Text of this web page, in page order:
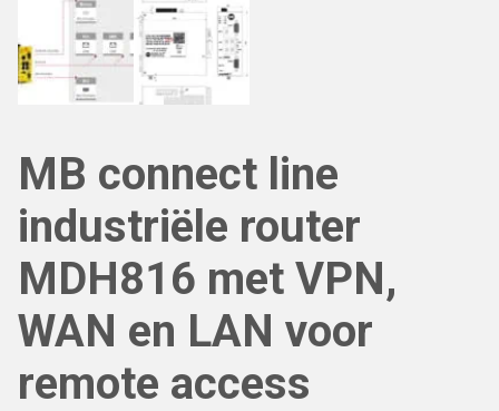
MB connect line
industriële router
MDH816 met VPN,
WAN en LAN voor
remote access